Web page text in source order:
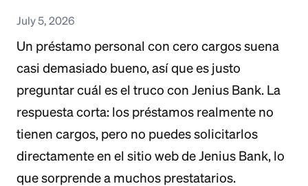
July 5, 2026
Un préstamo personal con cero cargos suena
casi demasiado bueno, así que es justo
preguntar cuál es el truco con Jenius Bank. La
respuesta corta: los préstamos realmente no
tienen cargos, pero no puedes solicitarlos
directamente en el sitio web de Jenius Bank, lo
que sorprende a muchos prestatarios.